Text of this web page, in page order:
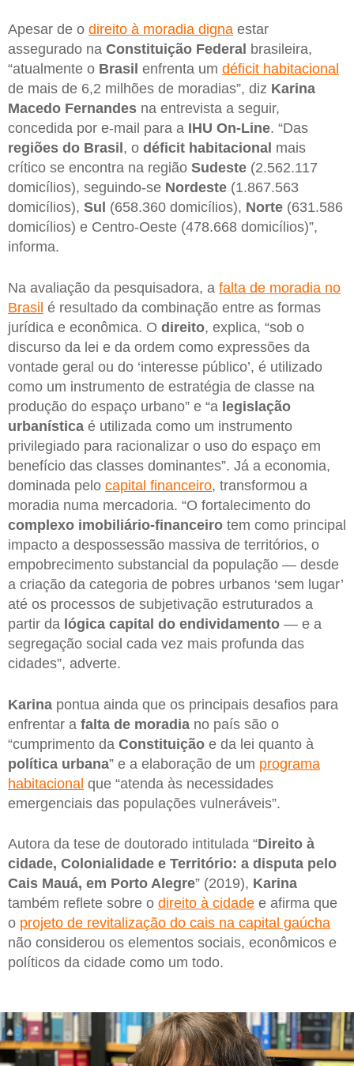
Apesar de o direito à moradia digna estar
assegurado na Constituição Federal brasileira,
“atualmente o Brasil enfrenta um déficit habitacional
de mais de 6,2 milhões de moradias”, diz Karina
Macedo Fernandes na entrevista a seguir,
concedida por e-mail para a IHU On-Line. “Das
regiões do Brasil , o déficit habitacional mais
crítico se encontra na região Sudeste (2.562.117
domicílios), seguindo-se Nordeste (1.867.563
domicílios), Sul (658.360 domicílios), Norte (631.586
domicílios) e Centro-Oeste (478.668 domicílios)”,
informa.
Na avaliação da pesquisadora, a falta de moradia no
Brasil é resultado da combinação entre as formas
jurídica e econômica. O direito, explica, “sob o
discurso da lei e da ordem como expressões da
vontade geral ou do ‘interesse público’, é utilizado
como um instrumento de estratégia de classe na
produção do espaço urbano” e “a legislação
urbanística é utilizada como um instrumento
privilegiado para racionalizar o uso do espaço em
benefício das classes dominantes”. Já a economia,
dominada pelo capital financeiro, transformou a
moradia numa mercadoria. “O fortalecimento do
complexo imobiliário-financeiro tem como principal
impacto a despossessão massiva de territórios, o
empobrecimento substancial da população — desde
a criação da categoria de pobres urbanos ‘sem lugar’
até os processos de subjetivação estruturados a
partir da lógica capital do endividamento — e a
segregação social cada vez mais profunda das
cidades”, adverte.
Karina pontua ainda que os principais desafios para
enfrentar a falta de moradia no país são o
“cumprimento da Constituição e da lei quanto à
política urbana” e a elaboração de um programa
habitacional que “atenda às necessidades
emergenciais das populações vulneráveis”.
Autora da tese de doutorado intitulada “Direito à
cidade, Colonialidade e Território: a disputa pelo
Cais Mauá, em Porto Alegre” (2019), Karina
também reflete sobre o direito à cidade e afirma que
o projeto de revitalização do cais na capital gaúcha
não considerou os elementos sociais, econômicos e
políticos da cidade como um todo.